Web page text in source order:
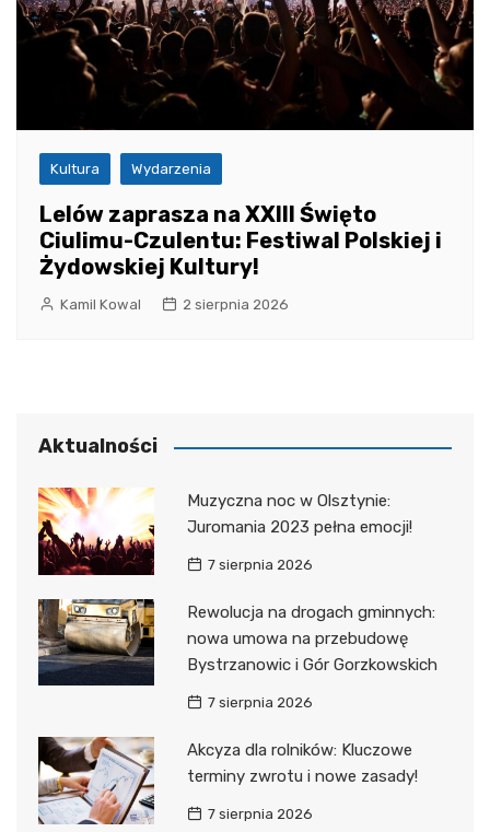
Kultura Wydarzenia
Lelów zaprasza na XXIII Święto
Ciulimu-Czulentu: Festiwal Polskiej i
Żydowskiej Kultury!
Kamil Kowal 2 sierpnia 2026
Aktualności
Muzyczna noc w Olsztynie:
Juromania 2023 pełna emocji!
7 sierpnia 2026
Rewolucja na drogach gminnych:
nowa umowa na przebudowę
Bystrzanowic i Gór Gorzkowskich
7 sierpnia 2026
Akcyza dla rolników: Kluczowe
terminy zwrotu i nowe zasady!
7 sierpnia 2026